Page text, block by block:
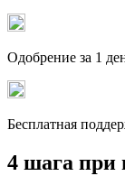
Одобрение за 1
Бесплатная
4 шага при